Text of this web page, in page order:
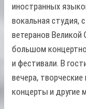
иностранных
вокальная студия,
ветеранов Великой
большом
и фестивали. В
вечера,
концерты и другие